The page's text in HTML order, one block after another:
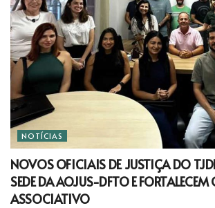
NOTÍCIAS
NOVOS OFICIAIS DE JUSTIÇA DO
SEDE DA AOJUS-DFTO E
ASSOCIATIVO